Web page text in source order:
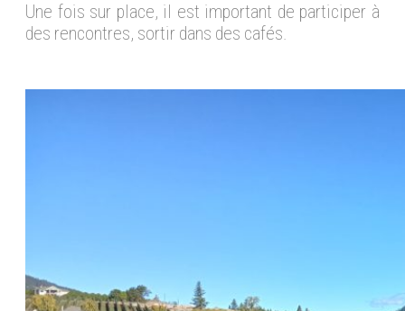
Une fois sur place, il est important de participer à
des rencontres, sortir dans des cafés.